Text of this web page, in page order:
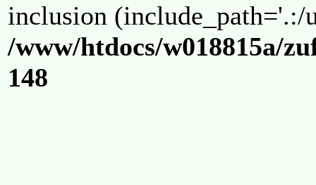
inclusion (include_path='.:/
/www/htdocs/w018815a/
148